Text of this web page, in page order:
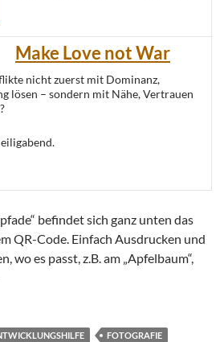
Make Love not War
nicht zuerst mit Dominanz,
lösen – sondern mit Nähe, Vertrauen
befindet sich ganz unten das
QR-Code. Einfach Ausdrucken und
wo es passt, z.B. am „Apfelbaum“,
FOTOGRAFIE